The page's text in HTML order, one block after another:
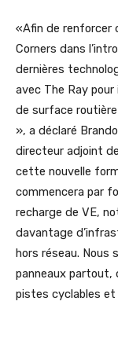
«Afin de renforcer
Corners dans
dernières
avec The Ray
de surface
», a déclaré
directeur adjoint
cette nouvelle
commencera par
recharge de VE,
davantage
hors réseau. Nous
panneaux partout,
pistes cyclables et